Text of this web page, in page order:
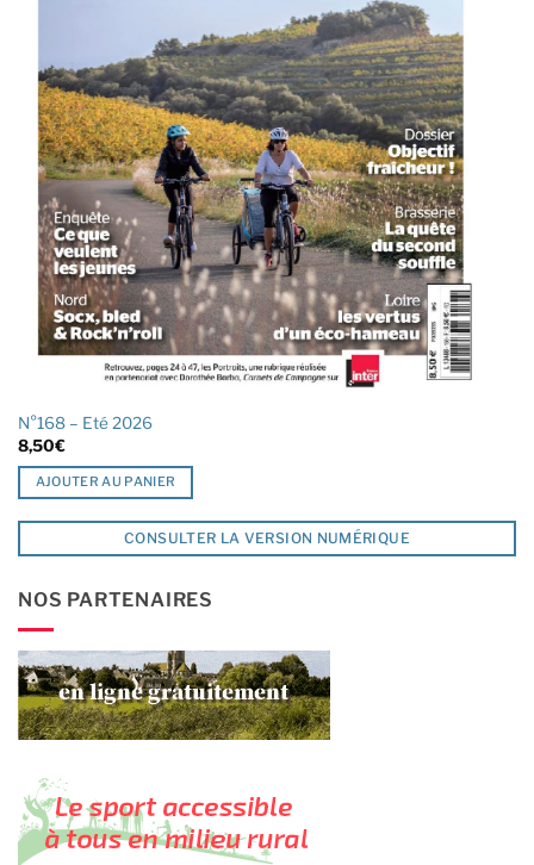
N°168 – Eté 2026
8,50€
AJOUTER AU PANIER
CONSULTER LA VERSION NUMÉRIQUE
NOS PARTENAIRES